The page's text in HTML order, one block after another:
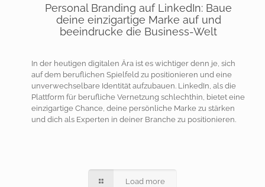
Personal Branding auf LinkedIn: Baue
deine einzigartige Marke auf und
beeindrucke die Business-Welt
In der heutigen digitalen Ära ist es wichtiger denn je, sich
auf dem beruflichen Spielfeld zu positionieren und eine
unverwechselbare Identität aufzubauen. LinkedIn, als die
Plattform für berufliche Vernetzung schlechthin, bietet eine
einzigartige Chance, deine persönliche Marke zu stärken
und dich als Experten in deiner Branche zu positionieren.
Load more